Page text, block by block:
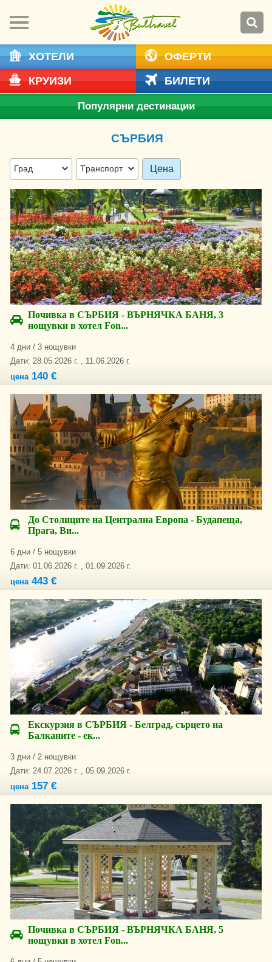
ХОТЕЛИ
ОФЕРТИ
КРУИЗИ
БИЛЕТИ
Популярни дестинации
СЪРБИЯ
Цена
Почивка в СЪРБИЯ - ВЪРНЯЧКА БАНЯ, 3
нощувки в хотел Fon...
4 дни / 3 нощувки
Дати: 28.05.2026 г. , 11.06.2026 г.
цена140 €
До Столиците на Централна Европа - Будапеща,
Прага, Ви...
6 дни / 5 нощувки
Дати: 01.06.2026 г. , 01.09.2026 г.
цена443 €
Екскурзия в СЪРБИЯ - Белград, сърцето на
Балканите - ек...
3 дни / 2 нощувки
Дати: 24.07.2026 г. , 05.09.2026 г.
цена157 €
Почивка в СЪРБИЯ - ВЪРНЯЧКА БАНЯ, 5
нощувки в хотел Fon...